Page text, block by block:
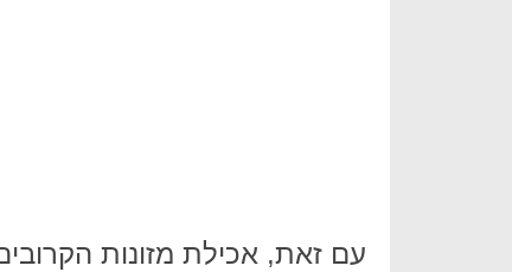
עם זאת, אכילת מזונות